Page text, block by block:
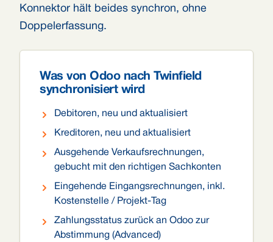
Konnektor hält beides synchron, ohne
Doppelerfassung.
Was von Odoo nach Twinfield
synchronisiert wird
Debitoren, neu und aktualisiert
Kreditoren, neu und aktualisiert
Ausgehende Verkaufsrechnungen,
gebucht mit den richtigen Sachkonten
Eingehende Eingangsrechnungen, inkl.
Kostenstelle / Projekt-Tag
Zahlungsstatus zurück an Odoo zur
Abstimmung (Advanced)